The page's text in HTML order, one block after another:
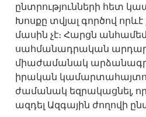
ընտրությունների հետ
Խոսքը տվյալ գործով
մասին չէ։ Հարցն
սահմանադրական
միաժամանակ
իրական
ժամանակ եզրակացնել,
ազդել Ազգային ժողովի